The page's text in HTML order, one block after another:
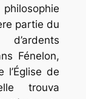
partie du
Fénelon,
de
trouva